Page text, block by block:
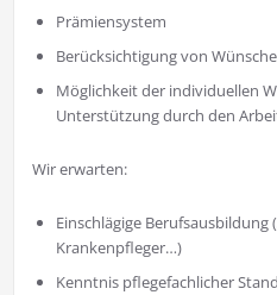
Prämiensystem
Berücksichtigung von
Möglichkeit der individuellen
Unterstützung durch den
Wir erwarten:
Einschlägige
Krankenpfleger…)
Kenntnis pflegefachlicher